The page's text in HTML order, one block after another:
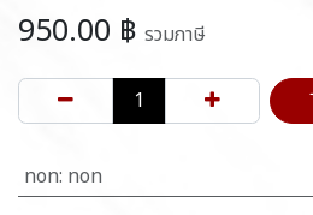
950.00 ฿ รวมภาษี
non: non